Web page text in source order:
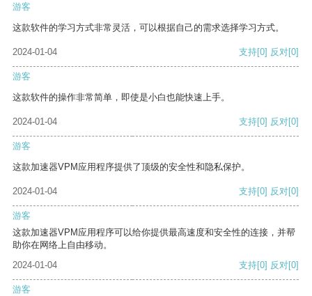
游客
这款软件的学习方式非常灵活，可以根据自己的需求选择学习方式。
2024-01-04 支持[0] 反对[0]
游客
这款软件的操作非常简单，即使是小白也能快速上手。
2024-01-04 支持[0] 反对[0]
游客
这款加速器VPM应用程序提供了顶级的安全性和隐私保护。
2024-01-04 支持[0] 反对[0]
游客
这款加速器VPM应用程序可以给你提供最高速度和安全性的连接，并帮
助你在网络上自由移动。
2024-01-04
支持[0] 反对[0]
游客